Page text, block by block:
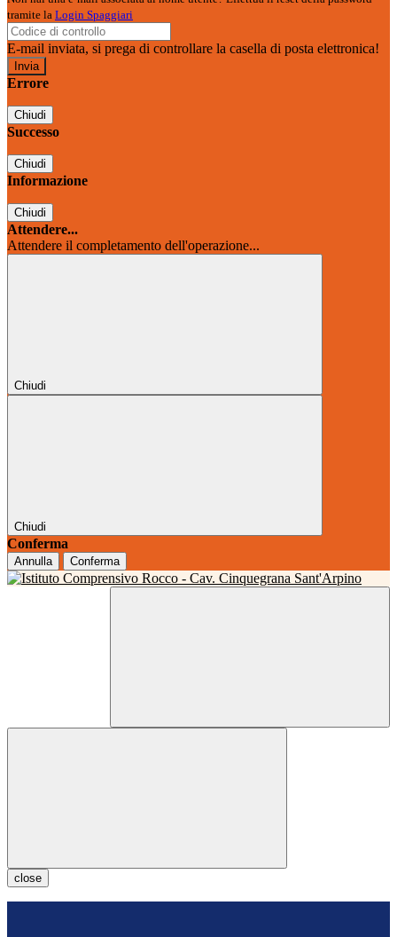
tramite la Login Spaggiari
E-mail inviata, si prega di controllare la casella di posta elettronica!
Errore
Chiudi
Successo
Chiudi
Informazione
Chiudi
Attendere...
Attendere il completamento dell'operazione...
Chiudi
Chiudi
Conferma
Annulla Conferma
close